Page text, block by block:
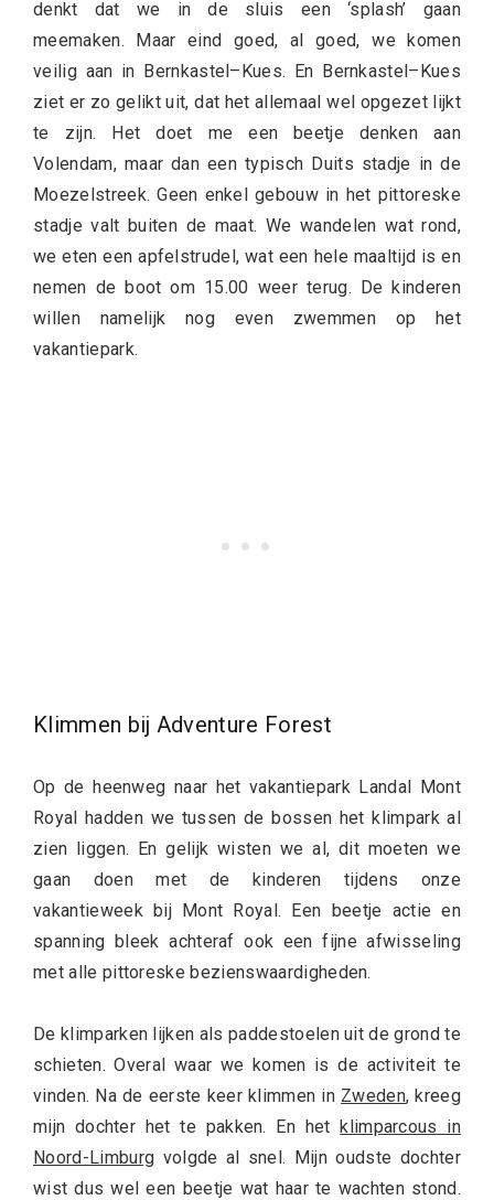
denkt dat we in de sluis een ‘splash’ gaan
meemaken. Maar eind goed, al goed, we komen
veilig aan in Bernkastel–Kues. En Bernkastel–Kues
ziet er zo gelikt uit, dat het allemaal wel opgezet lijkt
te zijn. Het doet me een beetje denken aan
Volendam, maar dan een typisch Duits stadje in de
Moezelstreek. Geen enkel gebouw in het pittoreske
stadje valt buiten de maat. We wandelen wat rond,
we eten een apfelstrudel, wat een hele maaltijd is en
nemen de boot om 15.00 weer terug. De kinderen
willen namelijk nog even zwemmen op het
vakantiepark.
Klimmen bij Adventure Forest
Op de heenweg naar het vakantiepark Landal Mont
Royal hadden we tussen de bossen het klimpark al
zien liggen. En gelijk wisten we al, dit moeten we
gaan doen met de kinderen tijdens onze
vakantieweek bij Mont Royal. Een beetje actie en
spanning bleek achteraf ook een fijne afwisseling
met alle pittoreske bezienswaardigheden.
De klimparken lijken als paddestoelen uit de grond te
schieten. Overal waar we komen is de activiteit te
vinden. Na de eerste keer klimmen in Zweden, kreeg
mijn dochter het te pakken. En hetklimparcous in
Noord-Limburg volgde al snel. Mijn oudste dochter
wist dus wel een beetje wat haar te wachten stond.